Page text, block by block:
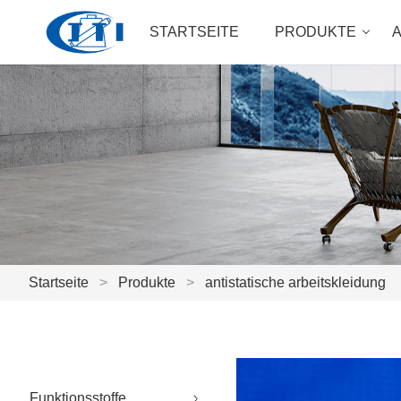
STARTSEITE PRODUKTE
Startseite > Produkte > antistatische arbeitskleidung
Funktionsstoffe